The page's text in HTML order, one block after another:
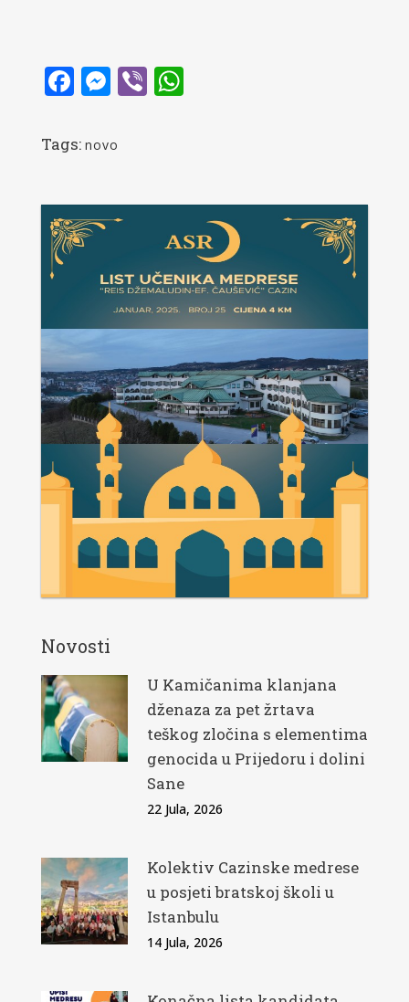
Facebook
Messenger
ViberWhatsApp
Tags: novo
Novosti
U Kamičanima klanjana
dženaza za pet žrtava
teškog zločina s elementima
genocida u Prijedoru i dolini
Sane
22 Jula, 2026
Kolektiv Cazinske medrese
u posjeti bratskoj školi u
Istanbulu
14 Jula, 2026